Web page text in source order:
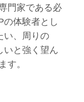
門家である必
の体験者とし
い、周りの
いと強く望ん
す。